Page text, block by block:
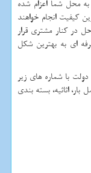
به محل شما اعزام شده
کیفیت انجام خواهند
در کنار مشتری قرار
ای به بهترین شکل
با شماره های زیر
اثاثیه، بسته بندی